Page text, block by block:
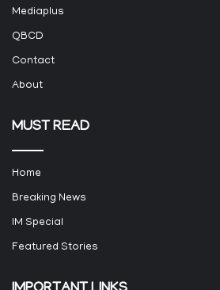
Mediaplus
QBCD
Contact
About
MUST READ
Home
Breaking News
IM Special
Featured Stories